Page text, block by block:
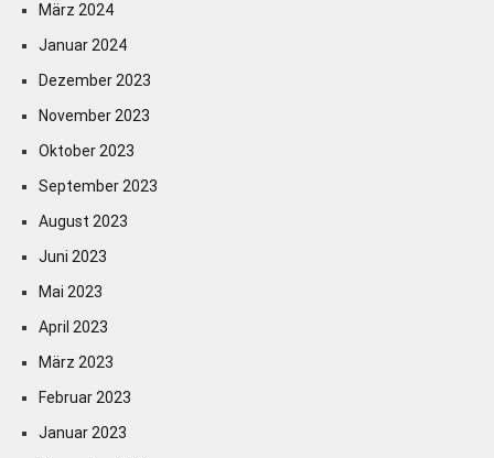
März 2024
Januar 2024
Dezember 2023
November 2023
Oktober 2023
September 2023
August 2023
Juni 2023
Mai 2023
April 2023
März 2023
Februar 2023
Januar 2023